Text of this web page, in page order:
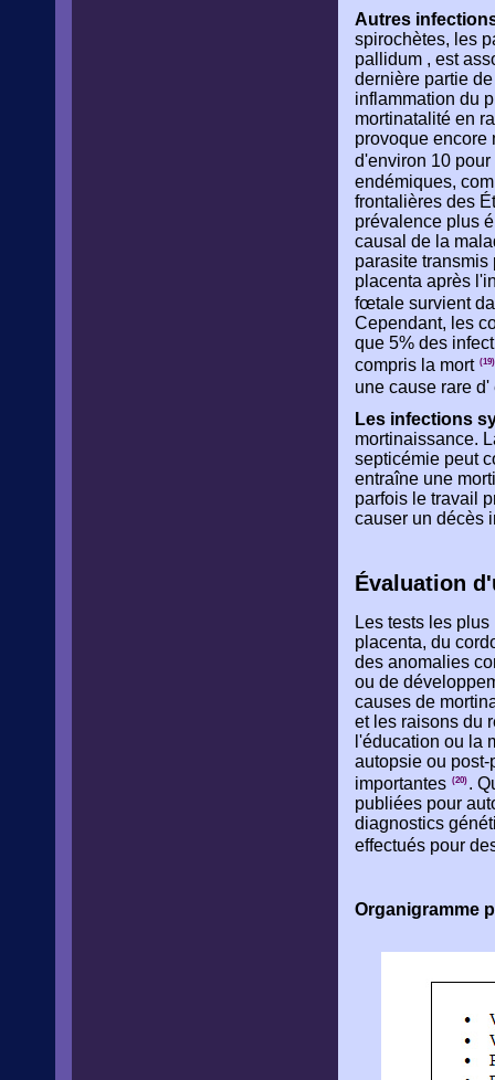
Autres
spirochètes, les
pallidum , est
dernière partie
inflammation du
mortinatalité en
provoque encore
d'environ 10
endémiques,
frontalières des
prévalence plus
causal de la
parasite transmis
placenta après
fœtale survient
Cependant, les
que 5% des
compris la mort (19)
une cause rare
Les infections
mortinaissance.
septicémie peut
entraîne une
parfois le travail
causer un décès
Évaluation
Les tests les
placenta, du
des anomalies
ou de
causes de
et les raisons du
l'éducation ou la
autopsie ou
importantes (20) .
publiées pour
diagnostics
effectués pour
Organigramme